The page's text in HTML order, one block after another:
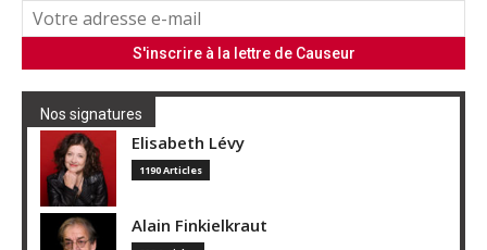
Nos signatures
Elisabeth Lévy
1190 Articles
Alain Finkielkraut